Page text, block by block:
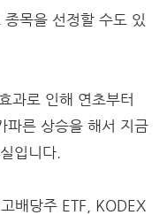
목을 선정할 수도 있
과로 인해 연초부터
파른 상승을 해서 지금
입니다.
배당주 ETF, KODEX